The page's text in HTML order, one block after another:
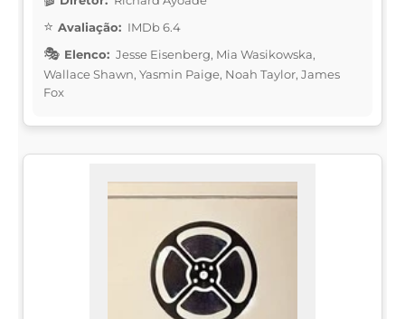
Avaliação: IMDb 6.4
Elenco: Jesse Eisenberg, Mia Wasikowska,
Wallace Shawn, Yasmin Paige, Noah Taylor, James
Fox